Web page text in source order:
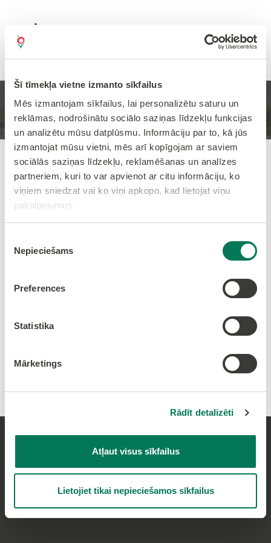
Šī tīmekļa vietne izmanto sīkfailus
Mēs izmantojam sīkfailus, lai personalizētu saturu un
reklāmas, nodrošinātu sociālo saziņas līdzekļu funkcijas
un analizētu mūsu datplūsmu. Informāciju par to, kā jūs
izmantojat mūsu vietni, mēs arī kopīgojam ar saviem
sociālās saziņas līdzekļu, reklamēšanas un analīzes
partneriem, kuri to var apvienot ar citu informāciju, ko
viņiem sniedzat vai ko viņi apkopo, kad lietojat viņu
pakalpojumus.
izvēle
Nepieciešams
Preferences
Statistika
Mārketings
Rādīt detalizēti
Atļaut visus sīkfailus
Lietojiet tikai nepieciešamos sīkfailus
Sākums Pasākumi
Spēles “Mafija” spēļu vakars
Pievienots: 08.06.2026
Jauniešiem
Uzspēlēsim "Mafija" pēc labākajām Europeers
Facebook
Twitter